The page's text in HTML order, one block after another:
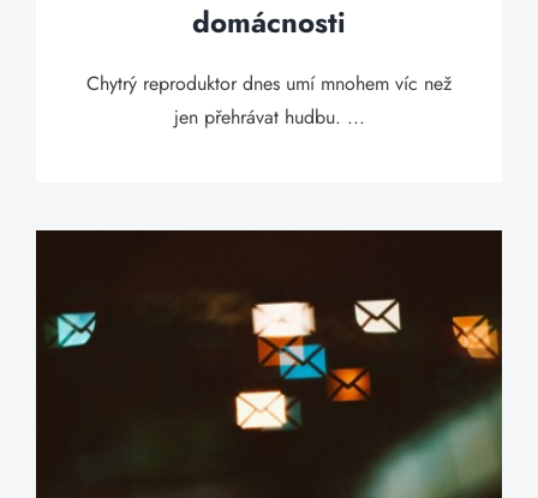
domácnosti
Chytrý reproduktor dnes umí mnohem víc než
jen přehrávat hudbu. ...